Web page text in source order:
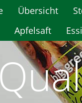
Übersicht
Apfelsaft